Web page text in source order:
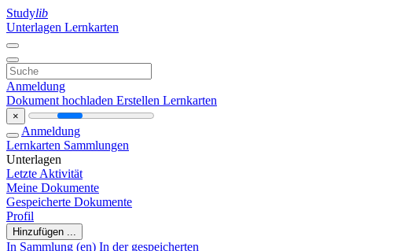
Studylib
Unterlagen Lernkarten
Anmeldung
Dokument hochladen Erstellen Lernkarten
×
Anmeldung
Lernkarten Sammlungen
Unterlagen
Letzte Aktivität
Meine Dokumente
Gespeicherte Dokumente
Profil
Hinzufügen ...
In Sammlung (en) In der gespeicherten